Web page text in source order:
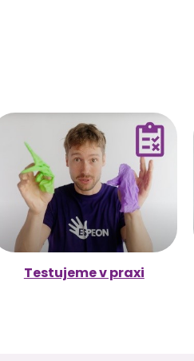
Testujeme v praxi